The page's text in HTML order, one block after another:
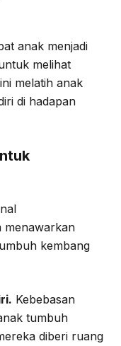
anak menjadi
melihat
melatih anak
di hadapan
menawarkan
kembang
Kebebasan
tumbuh
diberi ruang